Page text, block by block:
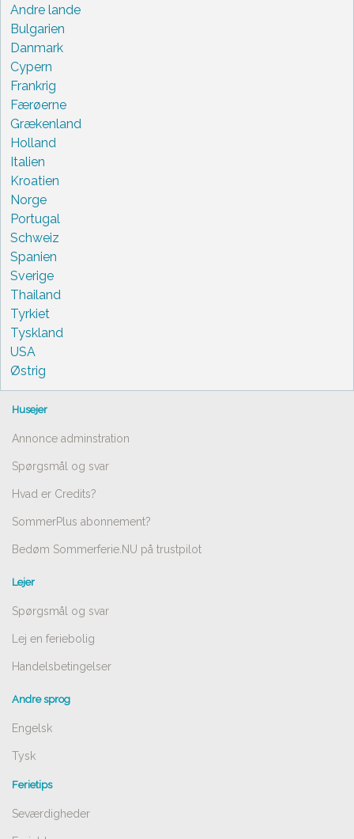
Andre lande
Bulgarien
Danmark
Cypern
Frankrig
Færøerne
Grækenland
Holland
Italien
Kroatien
Norge
Portugal
Schweiz
Spanien
Sverige
Thailand
Tyrkiet
Tyskland
USA
Østrig
Husejer
Annonce adminstration
Spørgsmål og svar
Hvad er Credits?
SommerPlus abonnement?
Bedøm Sommerferie.NU på trustpilot
Lejer
Spørgsmål og svar
Lej en feriebolig
Handelsbetingelser
Andre sprog
Engelsk
Tysk
Ferietips
Seværdigheder